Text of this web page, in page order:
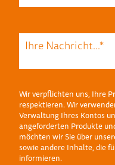
Wir verpflichten uns, Ihre
respektieren. Wir
Verwaltung Ihres Kontos
angeforderten Produkte
möchten wir Sie über
sowie andere Inhalte, die
informieren.